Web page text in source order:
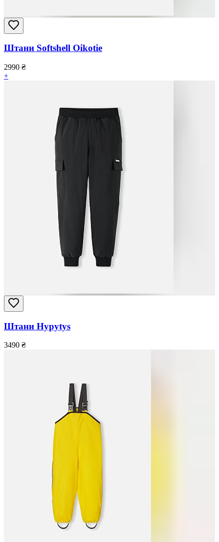
Штани Softshell Oikotie
2990 ₴
+
Штани Hypytys
3490 ₴